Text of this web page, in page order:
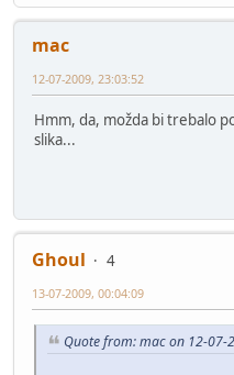
mac
12-07-2009, 23:03:52
Hmm, da, možda bi trebalo
slika...
Ghoul
4
13-07-2009, 00:04:09
Quote from: mac on 12-07-